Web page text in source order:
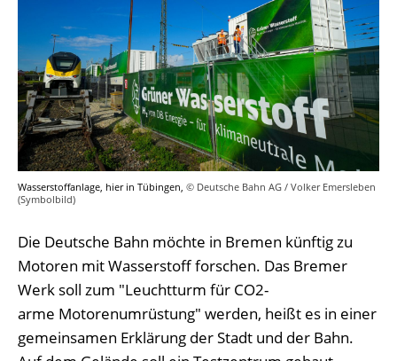
Wasserstoffanlage, hier in Tübingen, © Deutsche Bahn AG / Volker Emersleben
(Symbolbild)
Die Deutsche Bahn möchte in Bremen künftig zu
Motoren mit Wasserstoff forschen. Das Bremer
Werk soll zum "Leuchtturm für CO2-
arme Motorenumrüstung" werden, heißt es in einer
gemeinsamen Erklärung der Stadt und der Bahn.